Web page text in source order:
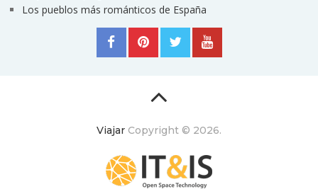
Los pueblos más románticos de España
Viajar Copyright © 2026.